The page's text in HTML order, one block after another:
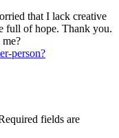
that I lack creative
full of hope. Thank you.
person?
fields are